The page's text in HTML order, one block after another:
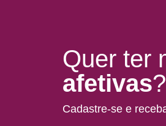
Quer ter
afetivas?
Cadastre-se e